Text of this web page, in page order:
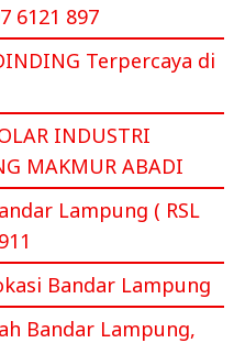
6121 897
Terpercaya di
INDUSTRI
MAKMUR ABADI
Lampung ( RSL
Bandar Lampung
Bandar Lampung,